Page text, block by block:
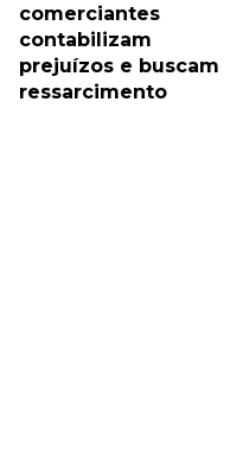
comerciantes
contabilizam
prejuízos e buscam
ressarcimento